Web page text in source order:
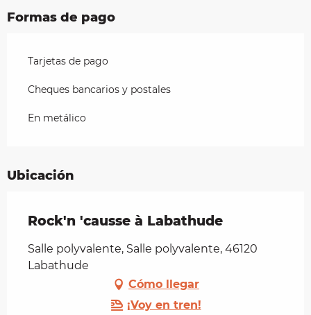
Formas de pago
Tarjetas de pago
Cheques bancarios y postales
En metálico
Ubicación
Rock'n 'causse à Labathude
Salle polyvalente, Salle polyvalente, 46120
Labathude
Cómo llegar
¡Voy en tren!